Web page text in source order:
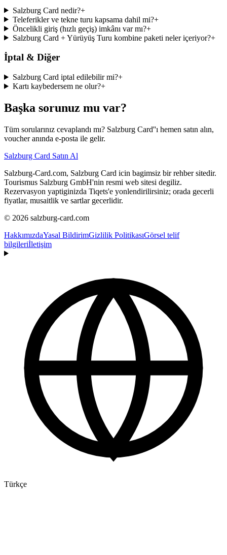
Salzburg Card nedir?+
Teleferikler ve tekne turu kapsama dahil mi?+
Öncelikli giriş (hızlı geçiş) imkânı var mı?+
Salzburg Card + Yürüyüş Turu kombine paketi neler içeriyor?+
İptal & Diğer
Salzburg Card iptal edilebilir mi?+
Kartı kaybedersem ne olur?+
Başka sorunuz mu var?
Tüm sorularınız cevaplandı mı? Salzburg Card''ı hemen satın alın,
voucher anında e-posta ile gelir.
Salzburg Card Satın Al
Salzburg-Card.com, Salzburg Card icin bagimsiz bir rehber sitedir.
Tourismus Salzburg GmbH'nin resmi web sitesi degiliz.
Rezervasyon yaptiginizda Tiqets'e yonlendirilirsiniz; orada gecerli
fiyatlar, musaitlik ve sartlar gecerlidir.
© 2026 salzburg-card.com
HakkımızdaYasal BildirimGizlilik PolitikasıGörsel telif
bilgileriİletişim
Türkçe